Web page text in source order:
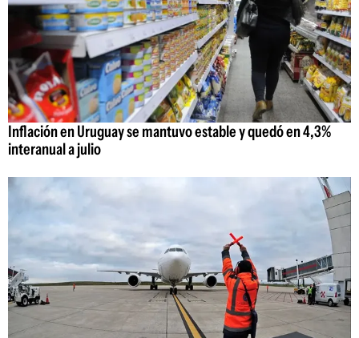
Inflación en Uruguay se mantuvo estable y quedó en 4,3%
interanual a julio